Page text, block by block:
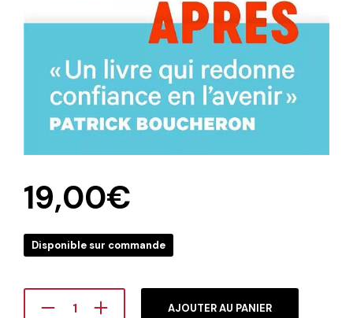
19,00€
Disponible sur commande
AJOUTER AU PANIER